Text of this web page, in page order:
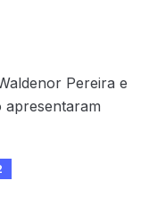
Pereira e
apresentaram